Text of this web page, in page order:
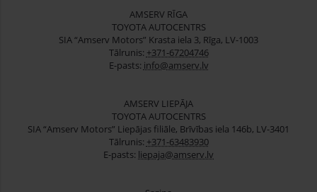
AMSERV RĪGA
TOYOTA AUTOCENTRS
SIA “Amserv Motors” Krasta iela 3, Rīga, LV-1003
Tālrunis: +371-67204746
E-pasts: info@amserv.lv
AMSERV LIEPĀJA
TOYOTA AUTOCENTRS
SIA “Amserv Motors” Liepājas filiāle, Brīvības iela 146b, LV-3401
Tālrunis: +371-63483930
E-pasts: liepaja@amserv.lv